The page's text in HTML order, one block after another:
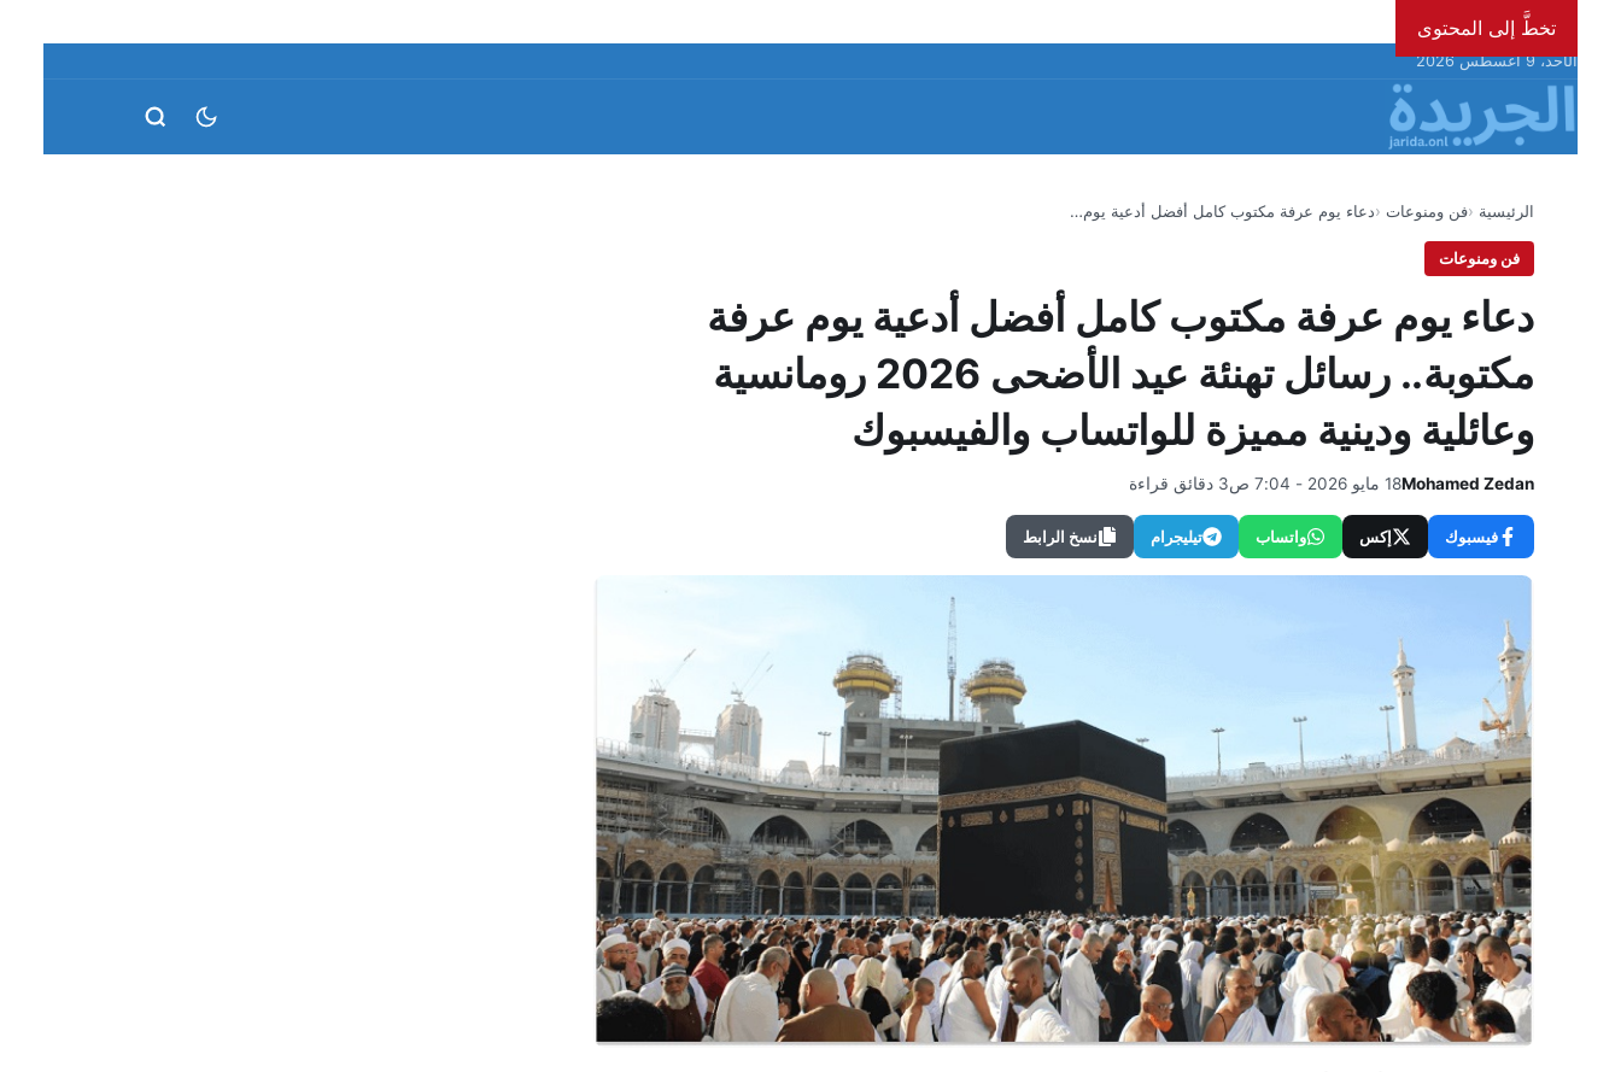
تخطَّ إلى المحتوى
الأحد، 9 أغسطس 2026
الرئيسية فن ومنوعات دعاء يوم عرفة مكتوب كامل أفضل أدعية يوم…
فن ومنوعات
دعاء يوم عرفة مكتوب كامل أفضل أدعية يوم عرفة
مكتوبة.. رسائل تهنئة عيد الأضحى 2026 رومانسية
وعائلية ودينية مميزة للواتساب والفيسبوك
Mohamed Zedan18 مايو 2026 - 7:04 ص 3 دقائق قراءة
فيسبوك إكس واتساب تيليجرام نسخ الرابط